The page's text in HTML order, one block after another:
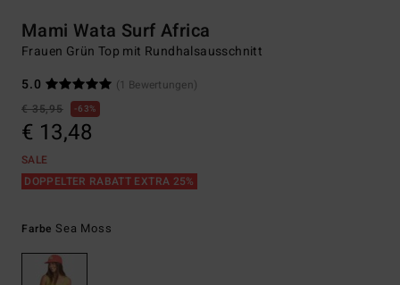
Mami Wata Surf Africa
Frauen Grün Top mit Rundhalsausschnitt
5.0
(1 Bewertungen)
€ 35,95
63%
€ 13,48
SALE
DOPPELTER RABATT EXTRA 25%
Farbe Sea Moss